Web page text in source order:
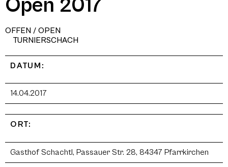
Open 2017
OFFEN / OPEN
TURNIERSCHACH
DATUM:
14.04.2017
ORT:
Gasthof Schachtl, Passauer Str. 28, 84347 Pfarrkirchen